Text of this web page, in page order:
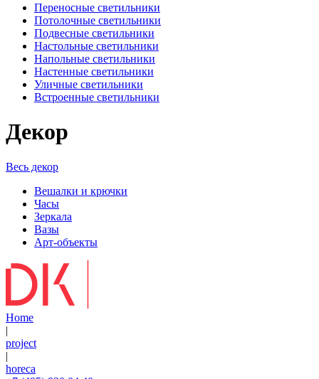
Переносные светильники
Потолочные светильники
Подвесные светильники
Настольные светильники
Напольные светильники
Настенные светильники
Уличные светильники
Встроенные светильники
Декор
Весь декор
Вешалки и крючки
Часы
Зеркала
Вазы
Арт-объекты
Home
|
project
|
horeca